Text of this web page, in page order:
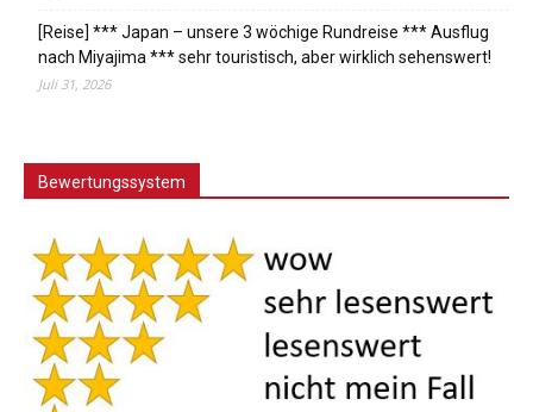
[Reise] *** Japan – unsere 3 wöchige Rundreise *** Ausflug
nach Miyajima *** sehr touristisch, aber wirklich sehenswert!
Juli 31, 2026
Bewertungssystem